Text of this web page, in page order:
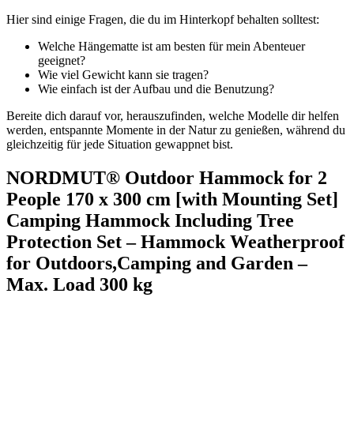
Hier sind ‍einige Fragen, die du im‍ Hinterkopf behalten solltest:
Welche Hängematte ist am⁢ besten für mein Abenteuer
geeignet?
Wie viel Gewicht kann sie tragen?
Wie ​einfach ist der Aufbau und die Benutzung?
Bereite dich darauf vor, herauszufinden, welche Modelle dir helfen
werden, entspannte Momente in der Natur zu⁢ genießen, während du
gleichzeitig für jede Situation gewappnet bist.
NORDMUT® Outdoor Hammock for 2
People 170 x 300 cm [with Mounting Set]
Camping Hammock Including Tree
Protection Set – Hammock⁢ Weatherproof
for Outdoors,Camping and Garden –
Max. Load 300 kg